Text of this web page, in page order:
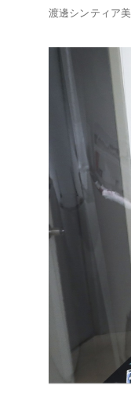
渡邊シンティア